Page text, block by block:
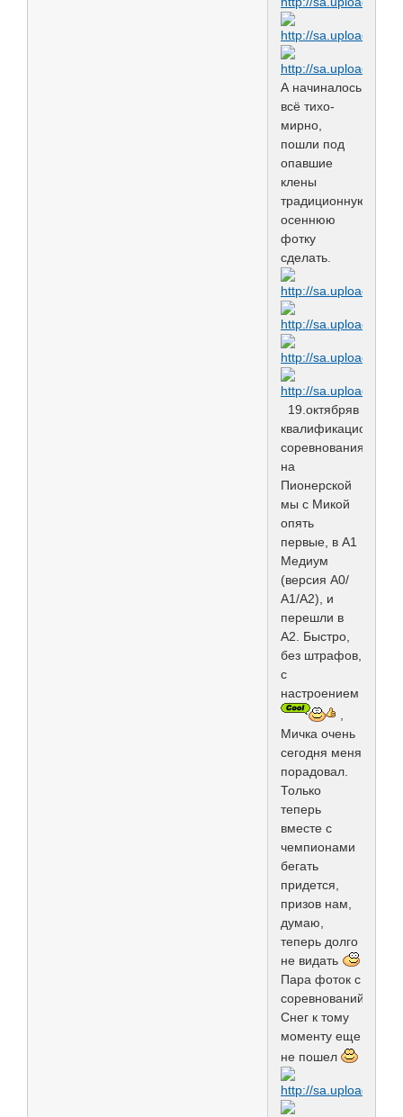
А начиналось
всё тихо-
мирно,
пошли под
опавшие
клены
традиционную
осеннюю
фотку
сделать.
19.октябряв
квалификационных
соревнованиях
на
Пионерской
мы с Микой
опять
первые, в А1
Медиум
(версия А0/
А1/А2), и
перешли в
А2. Быстро,
без штрафов,
с
настроением
Мичка очень
сегодня меня
порадовал.
Только
теперь
вместе с
чемпионами
бегать
придется,
призов нам,
думаю,
теперь долго
не видать
Пара фоток с
соревнований.
Снег к тому
моменту еще
не пошел